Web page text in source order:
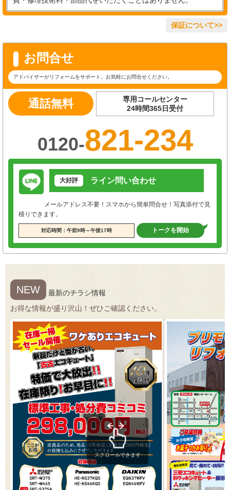
保証について>>
お問合せ
アドバイザーがリフォームをサポート。お気軽にお問合せください。
通話無料
専用コールセンター
24時間365日受付
0120-821-234
大好評 ライン問い合わせ
メールアドレス不要！スマホから簡単問合せ！写真添付で見
積りできます。
対応時間：午前9時～午後17時 トークを開始
NEW
最新のチラシ情報
お得な情報が盛り沢山！ぜひご確認ください。
スクロールできます